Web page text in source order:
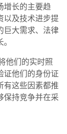
增长的主要趋
以及技术进步提
巨大需求、法律
他们的实时照
证他们的身份证
有这些因素都推
保持竞争并在采